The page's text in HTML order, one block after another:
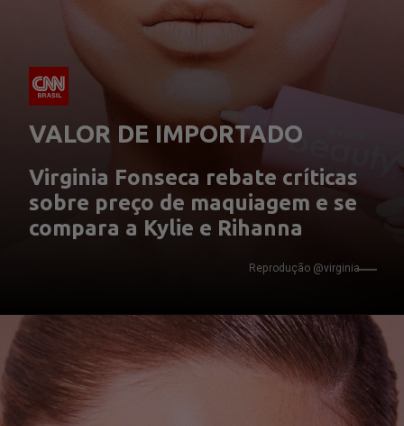
VALOR DE IMPORTADO
Reprodução @virginia
Virginia Fonseca rebate críticas
sobre preço de maquiagem e se
compara a Kylie e Rihanna